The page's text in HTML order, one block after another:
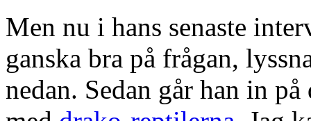
Men nu i hans senaste
ganska bra på frågan,
nedan. Sedan går han in